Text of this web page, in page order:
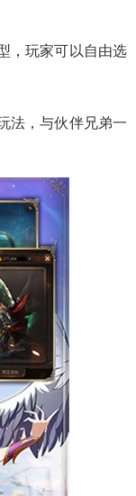
，玩家可以自由选
法，与伙伴兄弟一